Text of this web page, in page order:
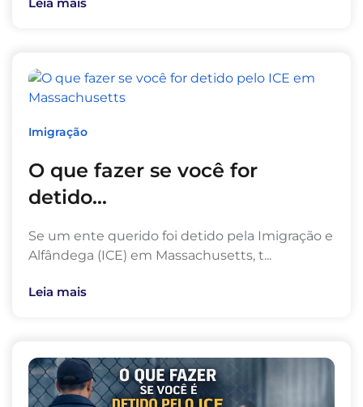
Imigração
O que fazer se você for
detido...
Se um ente querido foi detido pela Imigração e
Alfândega (ICE) em Massachusetts, t...
Leia mais